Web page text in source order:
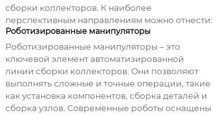
сборки коллекторов. К наиболее
перспективным направлениям можно отнести:
Роботизированные манипуляторы
Роботизированные манипуляторы – это
ключевой элемент автоматизированной
линии сборки коллекторов. Они позволяют
выполнять сложные и точные операции, такие
как установка компонентов, сборка деталей и
сборка узлов. Современные роботы оснащены